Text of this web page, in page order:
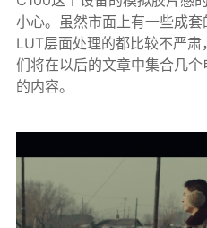
小心。虽然市面上有一些成
LUT层面处理的都比较不严
们将在以后的文章中集合几
的内容。